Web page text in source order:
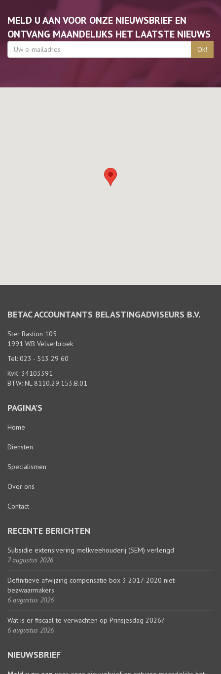
MELD U AAN VOOR ONZE NIEUWSBRIEF EN
ONTVANG MAANDELIJKS HET LAATSTE NIEUWS
Ok!
BETAC ACCOUNTANTS BELASTINGADVISEURS B.V.
Ster Bastion 105
1991 WB Velserbroek
Tel: 023 - 513 29 60
KvK: 34103391
BTW: NL 8110.29.153.B.01
PAGINA’S
Home
Diensten
Specialismen
Over ons
Contact
RECENTE BERICHTEN
Subsidie extensivering melkveehouderij (SEM) verlengd
7 augustus 2026
Definitieve afwijzing compensatie box 3 2017-2020 niet-
bezwaarmakers
6 augustus 2026
Wat is er fiscaal te verwachten op Prinsjesdag 2026?
6 augustus 2026
NIEUWSBRIEF